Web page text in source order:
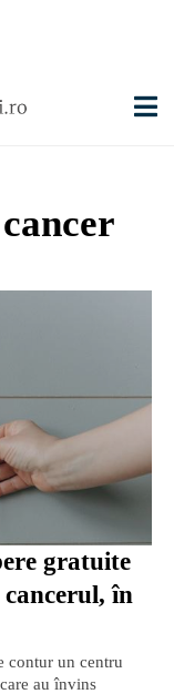
gratuite
în
contur un centru
au învins